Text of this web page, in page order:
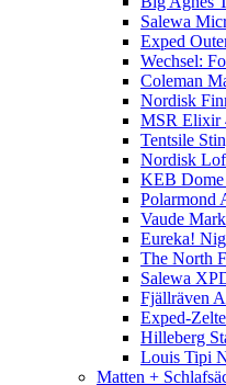
Salewa
Exped
Wechsel:
Coleman
Nordisk
MSR Elixir
Tentsile
Nordisk
KEB Dome
Polarmond
Vaude
Eureka!
The North
Salewa
Fjällräven
Exped-Zelte
Hilleberg
Louis Tipi
Matten +